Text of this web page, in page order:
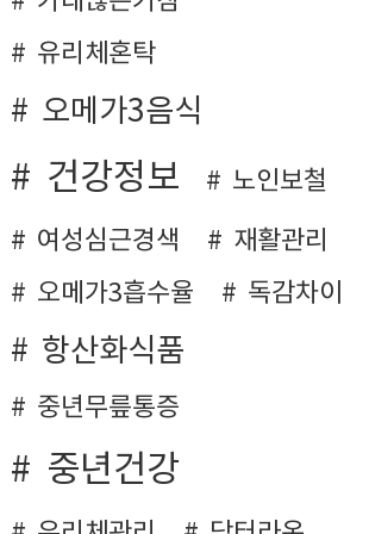
유리체혼탁
오메가3음식
건강정보
노인보철
여성심근경색
재활관리
오메가3흡수율
독감차이
항산화식품
중년무릎통증
중년건강